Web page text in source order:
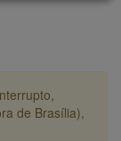
de Brasília),